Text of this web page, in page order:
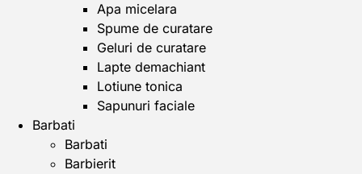
Apa micelara
Spume de curatare
Geluri de curatare
Lapte demachiant
Lotiune tonica
Sapunuri faciale
Barbati
Barbati
Barbierit